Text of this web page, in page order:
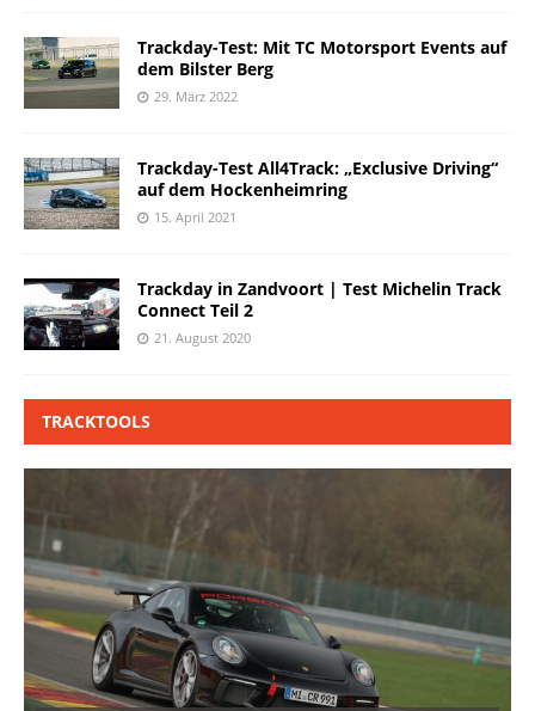
Trackday-Test: Mit TC Motorsport Events auf
dem Bilster Berg
29. März 2022
Trackday-Test All4Track: „Exclusive Driving“
auf dem Hockenheimring
15. April 2021
Trackday in Zandvoort | Test Michelin Track
Connect Teil 2
21. August 2020
TRACKTOOLS